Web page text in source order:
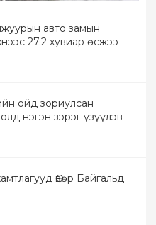
авто замын
27.2 хувиар өсжээ
ойд зориулсан
нэгэн зэрэг үзүүлэв
Өвөр Байгальд